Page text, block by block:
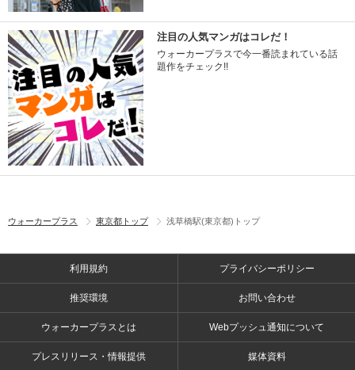
注目の人気マンガはコレだ！
ウォーカープラスで今一番読まれている話
題作をチェック!!
ウォーカープラス 東京都トップ 浅草橋駅(東京都)トップ
利用規約 プライバシーポリシー
推奨環境 お問い合わせ
ウォーカープラスとは Webプッシュ通知について
プレスリリース・情報提供 媒体資料